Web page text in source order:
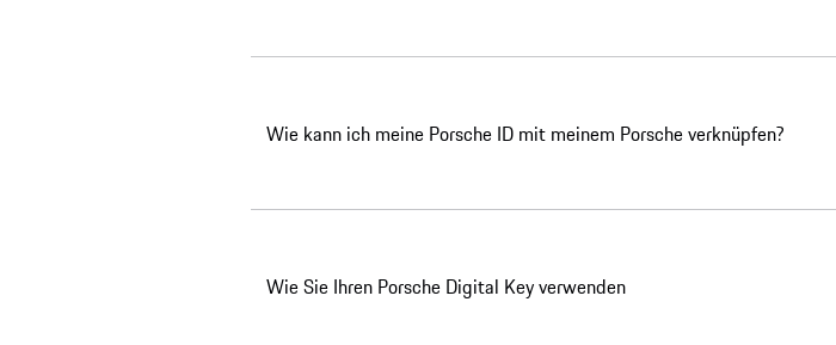
Wie kann ich meine Porsche ID mit meinem Porsche verknüpfen?
Wie Sie Ihren Porsche Digital Key verwenden